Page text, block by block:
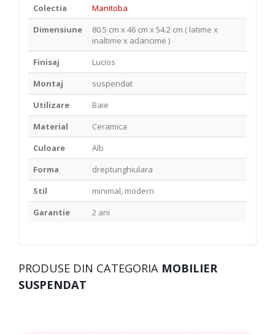
Colectia
Manitoba
Dimensiune
80.5 cm x 46 cm x 54.2 cm ( latime x
inaltime x adancime )
Finisaj
Lucios
Montaj
suspendat
Utilizare
Baie
Material
Ceramica
Culoare
Alb
Forma
dreptunghiulara
Stil
minimal, modern
Garantie
2 ani
PRODUSE DIN CATEGORIA MOBILIER
SUSPENDAT